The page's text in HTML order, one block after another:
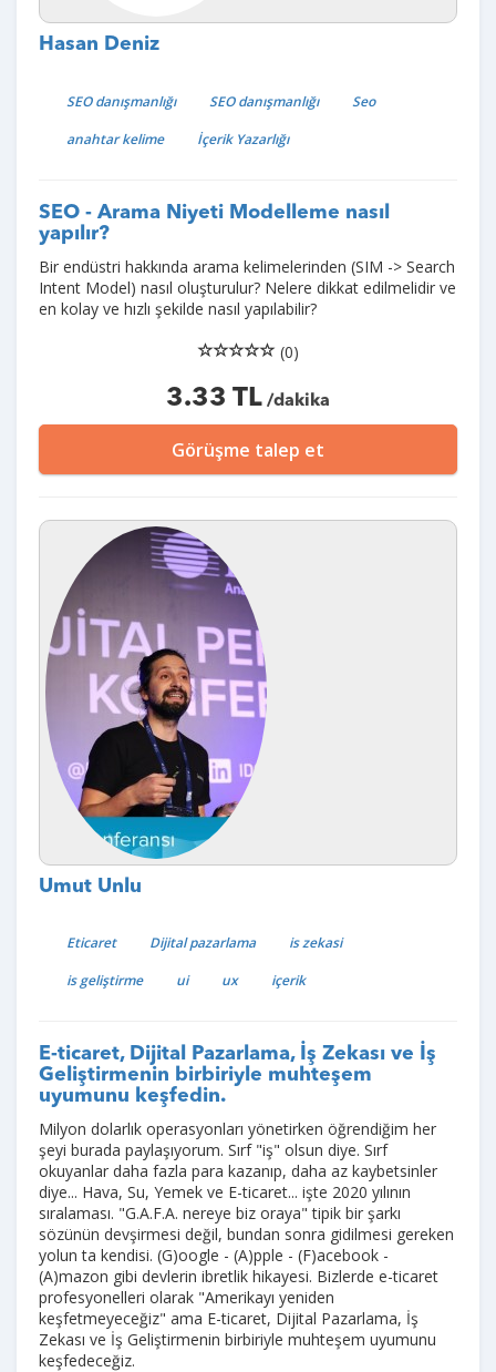
Hasan Deniz
SEO danışmanlığı SEO danışmanlığı
Seo
anahtar kelime
İçerik Yazarlığı
SEO - Arama Niyeti Modelleme nasıl
yapılır?
Bir endüstri hakkında arama kelimelerinden (SIM -> Search
Intent Model) nasıl oluşturulur? Nelere dikkat edilmelidir ve
en kolay ve hızlı şekilde nasıl yapılabilir?
(0)
3.33 TL /dakika
Görüşme talep et
Umut Unlu
Eticaret Dijital pazarlama
is zekasi
is geliştirme
ui ux içerik
E-ticaret, Dijital Pazarlama, İş Zekası ve İş
Geliştirmenin birbiriyle muhteşem
uyumunu keşfedin.
Milyon dolarlık operasyonları yönetirken öğrendiğim her
şeyi burada paylaşıyorum. Sırf "iş" olsun diye. Sırf
okuyanlar daha fazla para kazanıp, daha az kaybetsinler
diye... Hava, Su, Yemek ve E-ticaret... işte 2020 yılının
sıralaması. "G.A.F.A. nereye biz oraya" tipik bir şarkı
sözünün devşirmesi değil, bundan sonra gidilmesi gereken
yolun ta kendisi. (G)oogle - (A)pple - (F)acebook -
(A)mazon gibi devlerin ibretlik hikayesi. Bizlerde e-ticaret
profesyonelleri olarak "Amerikayı yeniden
keşfetmeyeceğiz" ama E-ticaret, Dijital Pazarlama, İş
Zekası ve İş Geliştirmenin birbiriyle muhteşem uyumunu
keşfedeceğiz.